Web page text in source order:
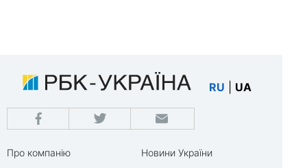
RU UA
Про компанію
Новини України